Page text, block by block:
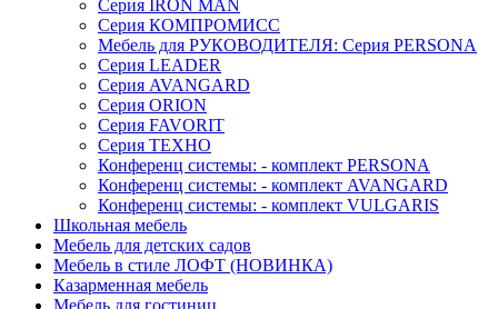
Серия IRON MAN
Серия КОМПРОМИСС
Мебель для РУКОВОДИТЕЛЯ: Серия PERSONA
Серия LEADER
Серия AVANGARD
Серия ORION
Серия FAVORIT
Серия ТЕХНО
Конференц системы: - комплект PERSONA
Конференц системы: - комплект AVANGARD
Конференц системы: - комплект VULGARIS
Школьная мебель
Мебель для детских садов
Мебель в стиле ЛОФТ (НОВИНКА)
Казарменная мебель